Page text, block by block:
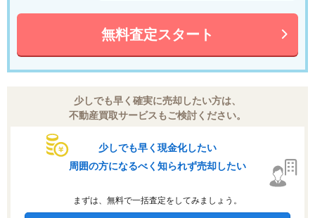
無料査定スタート
少しでも早く確実に売却したい方は、
不動産買取サービスもご検討ください。
少しでも早く現金化したい
周囲の方になるべく知られず売却したい
まずは、無料で一括査定をしてみましょう。